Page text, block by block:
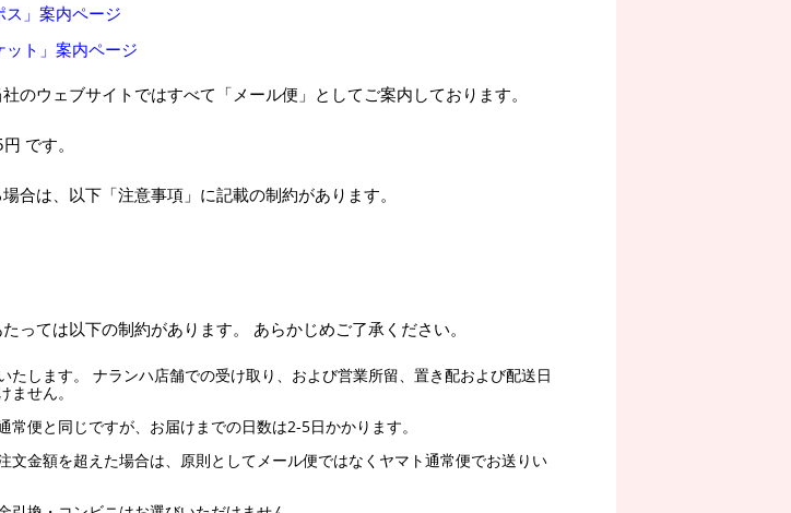
ス」案内ページ
ット」案内ページ
のウェブサイトではすべて「メール便」としてご案内しております。
です。
合は、以下「注意事項」に記載の制約があります。
っては以下の制約があります。 あらかじめご了承ください。
たします。 ナランハ店舗での受け取り、および営業所留、置き配および配送日
ません。
常便と同じですが、お届けまでの日数は2-5日かかります。
文金額を超えた場合は、原則としてメール便ではなくヤマト通常便でお送りい